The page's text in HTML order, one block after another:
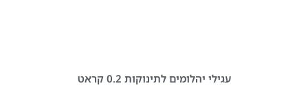
עגילי יהלומים לתינוקות 0.2 קראט